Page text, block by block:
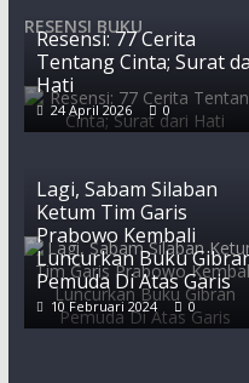
RESENSI BUKU
Resensi: 77 Cerita
Tentang Cinta; Surat
Hati
24 April 2026 0
Lagi, Sabam Silaban
Ketum Tim Garis
Prabowo Kembali
Luncurkan Buku
Pemuda Di Atas Garis
10 Februari 2024 0